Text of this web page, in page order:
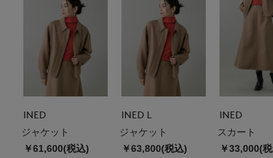
INED
ジャケット
￥61,600(税込)
INED L
ジャケット
￥63,800(税込)
INED
スカート
￥33,000(